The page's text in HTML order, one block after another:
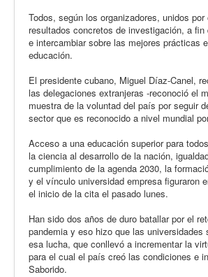
Todos, según los organizadores, unidos
resultados concretos de investigación, a fin
e intercambiar sobre las mejores prácticas
educación.
El presidente cubano, Miguel Díaz-Canel,
las delegaciones extranjeras -reconoció el
muestra de la voluntad del país por seguir
sector que es reconocido a nivel mundial
Acceso a una educación superior para
la ciencia al desarrollo de la nación,
cumplimiento de la agenda 2030, la
y el vínculo universidad empresa figuraron
el inicio de la cita el pasado lunes.
Han sido dos años de duro batallar por el
pandemia y eso hizo que las universidades
esa lucha, que conllevó a incrementar la
para el cual el país creó las condiciones e
Saborido.